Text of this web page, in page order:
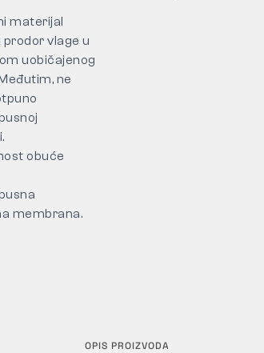
materijal
vlage u
uobičajenog
ne
obuće
membrana.
OPIS PROIZVODA